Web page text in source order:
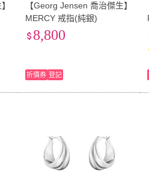
【Georg Jensen 喬治傑生】
MERCY 戒指(純銀)
8,800
折價券 登記